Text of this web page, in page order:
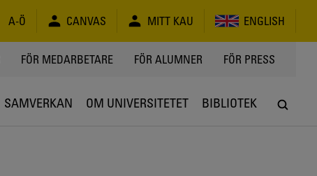
A-Ö CANVAS MITT KAU ENGLISH
FÖR MEDARBETARE FÖR ALUMNER FÖR PRESS
SAMVERKAN OM UNIVERSITETET BIBLIOTEK